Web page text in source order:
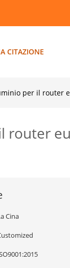
CITAZIONE
per il router
router
Cina